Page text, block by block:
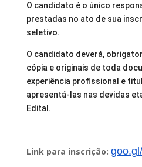
O candidato é o único
prestadas no ato de sua
seletivo.
O candidato deverá,
cópia e originais de toda
experiência profissional e
apresentá-las nas devidas
Edital.
Link para inscrição: